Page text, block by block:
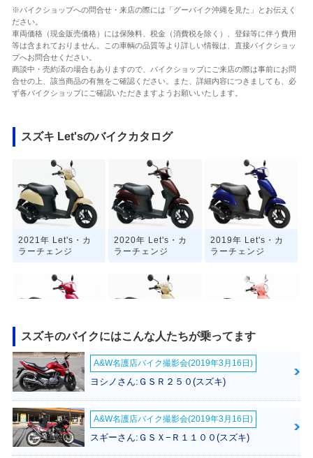
※バイクショップへの問合せ・来店の際には「グーバイク沖縄を見た」とお伝えく
ださい。
車両価格（現金販売価格）には保険料、税金（消費税を除く）、登録等に伴う費用
等は含まれておりません。この車輌の品質等より詳しい情報は、直接バイクショッ
プへお問合せください。
商談中・売約済の場合もありますので、バイクショップにご来店の際は事前にお問
合せの上、該当商品の有無をご確認ください。また、詳細内容につきましても、必
ず各バイクショップにご確認いただきますようお願いいたします。
スズキ Let'sのバイクカタログ
2021年 Let's・カ
ラーチェンジ
2020年 Let's・カ
ラーチェンジ
2019年 Let's・カ
ラーチェンジ
2018年 Let's・マ
イナーチェンジ
2015年 Let's・新
登場
2015年 Let's G・
新登場
スズキのバイクにはこんな人たちが乗ってます
A&W名護店バイク撮影会(2019年3月16日)
ヨシノさん:ＧＳＲ２５０(スズキ)
A&W名護店バイク撮影会(2019年3月16日)
スギーさん:ＧＳＸ−Ｒ１１００(スズキ)